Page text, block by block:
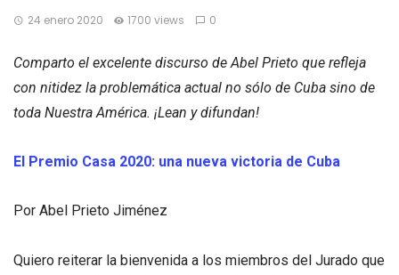
24 enero 2020 1700 views 0
Comparto el excelente discurso de Abel Prieto que refleja
con nitidez la problemática actual no sólo de Cuba sino de
toda Nuestra América. ¡Lean y difundan!
El Premio Casa 2020: una nueva victoria de Cuba
Por Abel Prieto Jiménez
Quiero reiterar la bienvenida a los miembros del Jurado que